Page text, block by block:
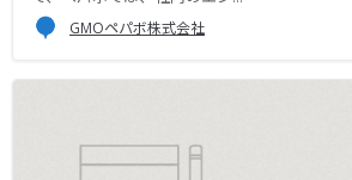
GMOペパボ株式会社